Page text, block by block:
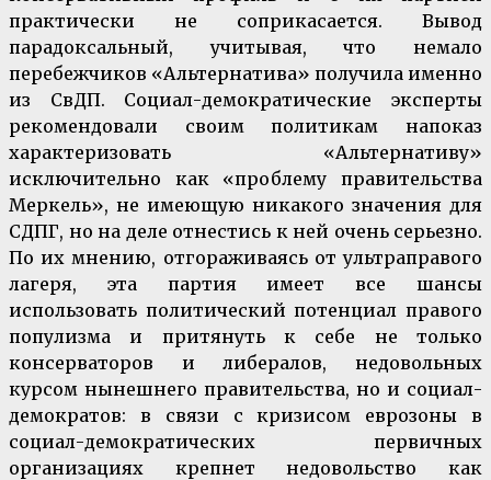
практически не соприкасается. Вывод
парадоксальный, учитывая, что немало
перебежчиков «Альтернатива» получила именно
из СвДП. Социал-демократические эксперты
рекомендовали своим политикам напоказ
характеризовать «Альтернативу»
исключительно как «проблему правительства
Меркель», не имеющую никакого значения для
СДПГ, но на деле отнестись к ней очень серьезно.
По их мнению, отгораживаясь от ультраправого
лагеря, эта партия имеет все шансы
использовать политический потенциал правого
популизма и притянуть к себе не только
консерваторов и либералов, недовольных
курсом нынешнего правительства, но и социал-
демократов: в связи с кризисом еврозоны в
социал-демократических первичных
организациях крепнет недовольство как